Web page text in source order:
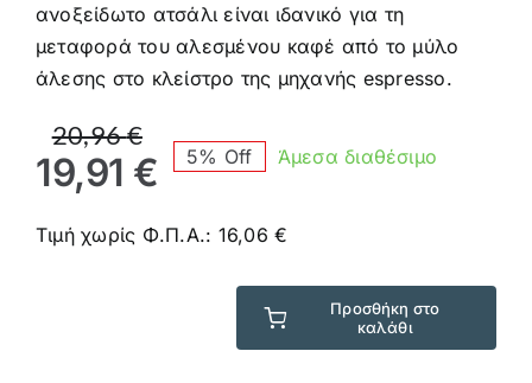
ανοξείδωτο ατσάλι είναι ιδανικό για τη
μεταφορά του αλεσμένου καφέ από το μύλο
άλεσης στο κλείστρο της μηχανής espresso.
20,96€
Original
price
was:
19,91 €
Η
τρέχουσα
τιμή
19,91 €.
5% Off Άμεσα διαθέσιμο
Τιμή χωρίς Φ.Π.Α.: 16,06 €
Προσθήκη στο
καλάθι